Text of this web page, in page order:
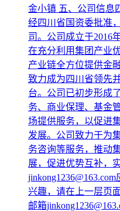
金小镇 五、公司信息
经四川省国资委批准
司。公司成立于2016
在充分利用集团产业
产业链全方位提供金
致力成为四川省领先
台。公司已初步形成
务、商业保理、基金
场提供服务，以促进
发展。公司致力于为
务咨询等服务，推动
展，促进优势互补，
兴趣，请在上一层页
邮箱